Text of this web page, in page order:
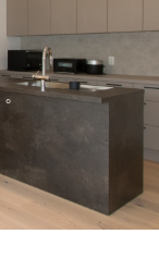
。